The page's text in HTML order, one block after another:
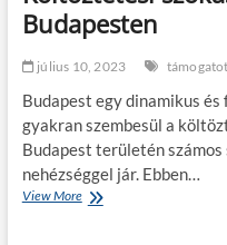
é
e
v
o
n
z
ó
a
n
Budapesten
július 10, 2023
Budapest egy dinamikus
gyakran szembesül a
Budapest területén
nehézséggel jár. Ebben…
View MoreK